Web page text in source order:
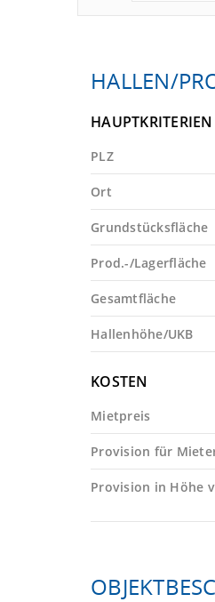
HALLEN/
HAUPTKRITERIEN
PLZ
Ort
Grundstücksfläche
Prod.-/Lagerfläche
Gesamtfläche
Hallenhöhe/UKB
KOSTEN
Mietpreis
Provision für
Provision in Höhe